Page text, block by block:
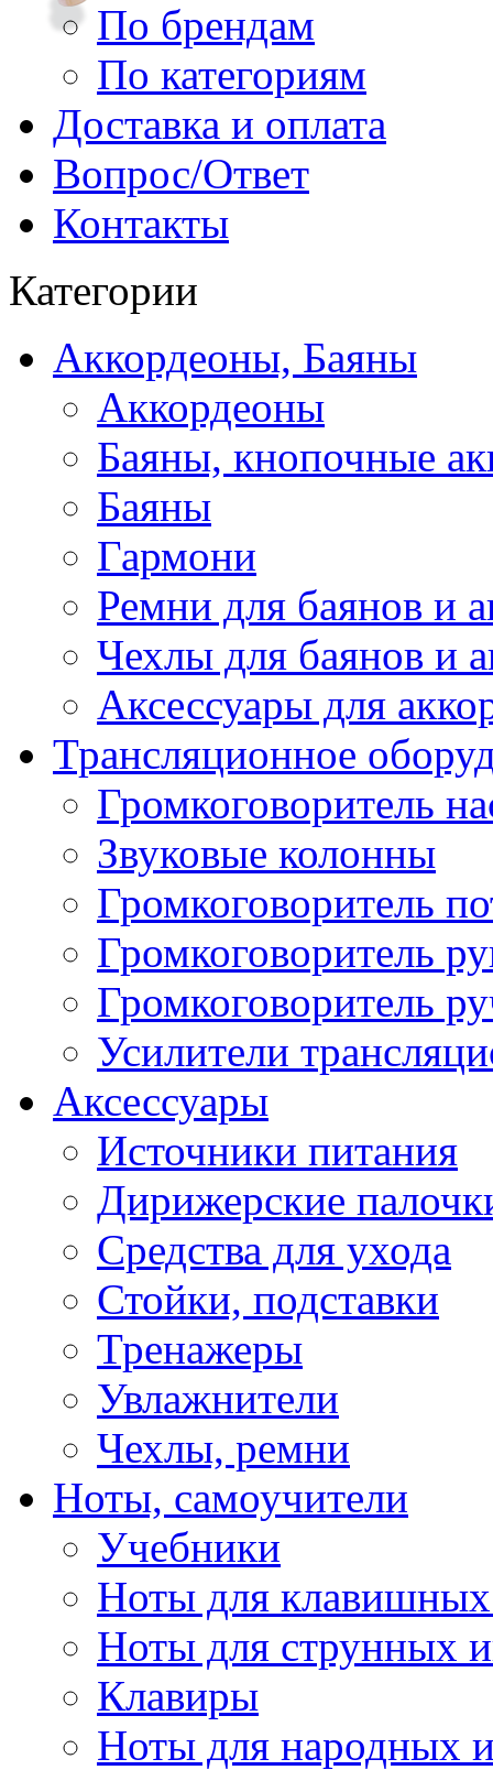
По брендам
По категориям
Доставка и оплата
Вопрос/Ответ
Контакты
Категории
Аккордеоны, Баяны
Аккордеоны
Баяны, кнопочные
Баяны
Гармони
Ремни для баянов и
Чехлы для баянов и
Аксессуары для
Трансляционное
Громкоговоритель
Звуковые колонны
Громкоговоритель
Громкоговоритель
Громкоговоритель
Усилители
Аксессуары
Источники питания
Дирижерские
Средства для ухода
Стойки, подставки
Тренажеры
Увлажнители
Чехлы, ремни
Ноты, самоучители
Учебники
Ноты для клавишных
Ноты для струнных
Клавиры
Ноты для народных